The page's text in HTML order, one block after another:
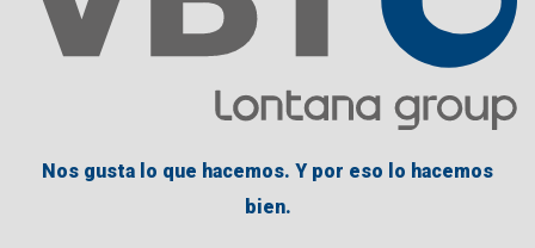
Nos gusta lo que hacemos. Y por eso lo hacemos
bien.